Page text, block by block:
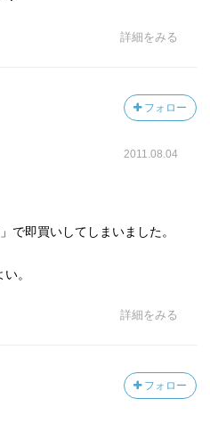
詳細をみる
フォロー
2011.08.04
で即買いしてしまいました。
。
詳細をみる
フォロー